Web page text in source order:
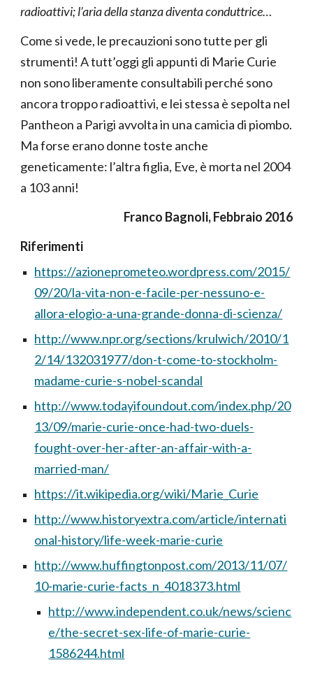
radioattivi; l’aria della stanza diventa conduttrice…
Come si vede, le precauzioni sono tutte per gli
strumenti! A tutt’oggi gli appunti di Marie Curie
non sono liberamente consultabili perché sono
ancora troppo radioattivi, e lei stessa è sepolta nel
Pantheon a Parigi avvolta in una camicia di piombo.
Ma forse erano donne toste anche
geneticamente: l’altra figlia, Eve, è morta nel 2004
a 103 anni!
Franco Bagnoli, Febbraio 2016
Riferimenti
https://azioneprometeo.wordpress.com/2015/
09/20/la-vita-non-e-facile-per-nessuno-e-
allora-elogio-a-una-grande-donna-di-scienza/
http://www.npr.org/sections/krulwich/2010/1
2/14/132031977/don-t-come-to-stockholm-
madame-curie-s-nobel-scandal
http://www.todayifoundout.com/index.php/20
13/09/marie-curie-once-had-two-duels-
fought-over-her-after-an-affair-with-a-
married-man/
https://it.wikipedia.org/wiki/Marie_Curie
http://www.historyextra.com/article/internati
onal-history/life-week-marie-curie
http://www.huffingtonpost.com/2013/11/07/
10-marie-curie-facts_n_4018373.html
http://www.independent.co.uk/news/scienc
e/the-secret-sex-life-of-marie-curie-
1586244.html